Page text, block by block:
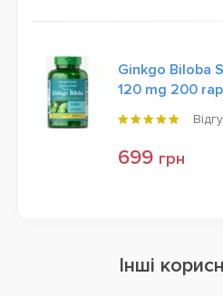
Ginkgo Biloba
120 mg 200
699 грн
Інші